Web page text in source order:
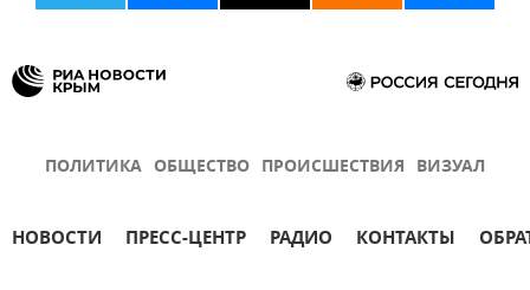
ПОЛИТИКА ОБЩЕСТВО ПРОИСШЕСТВИЯ ВИЗУАЛ
НОВОСТИ ПРЕСС-ЦЕНТР РАДИО КОНТАКТЫ